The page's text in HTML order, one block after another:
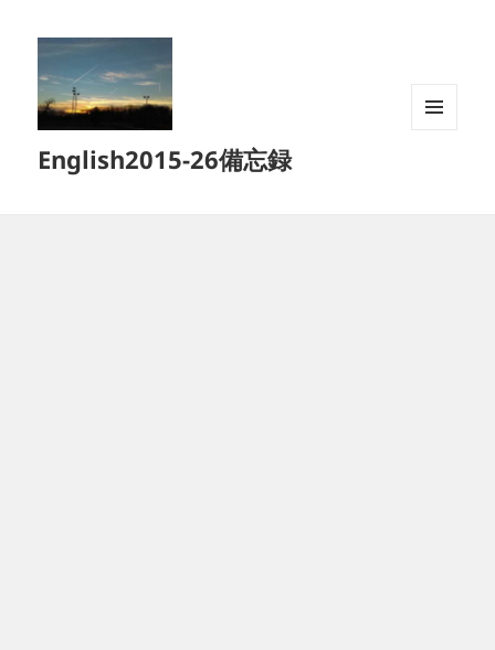
English2015-26備忘録